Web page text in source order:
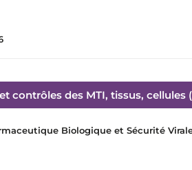
contrôles des MTI, tissus, cellules
Biologique et Sécurité